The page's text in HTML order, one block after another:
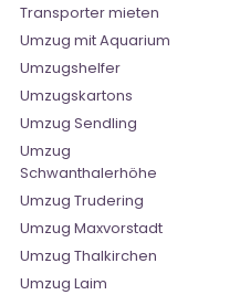
Transporter mieten
Umzug mit Aquarium
Umzugshelfer
Umzugskartons
Umzug Sendling
Umzug
Schwanthalerhöhe
Umzug Trudering
Umzug Maxvorstadt
Umzug Thalkirchen
Umzug Laim